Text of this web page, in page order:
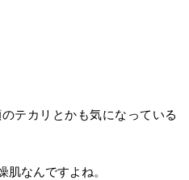
テカリとかも気になっている
肌なんですよね。